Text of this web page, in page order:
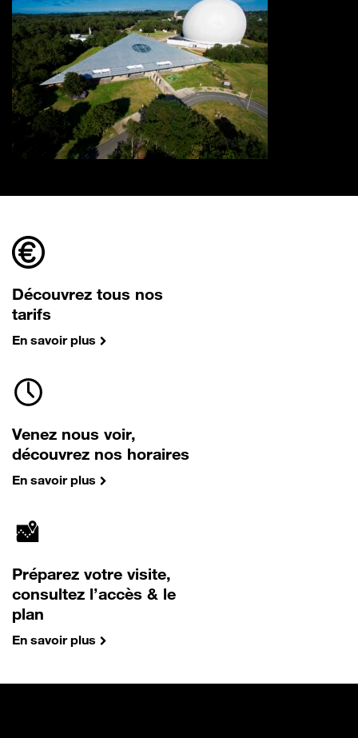
Découvrez tous nos
tarifs
En savoir plus
Venez nous voir,
découvrez nos horaires
En savoir plus
Préparez votre visite,
consultez l’accès & le
plan
En savoir plus